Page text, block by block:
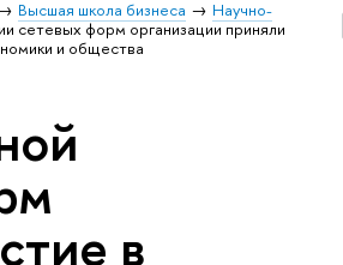
Высшая школа бизнеса
Научно-
сетевых форм организации приняли
и общества
в